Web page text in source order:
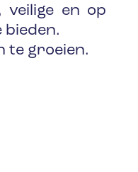
veilige en op
bieden.
te groeien.